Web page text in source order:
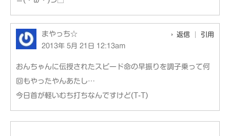
まやっち☆
2013年 5月 21日 12:13am
返信 引用
おんちゃんに伝授されたスピード命の早振りを調子乗って何
回もやったやんあたし…
今日首が軽いむち打ちなんですけど(T-T)